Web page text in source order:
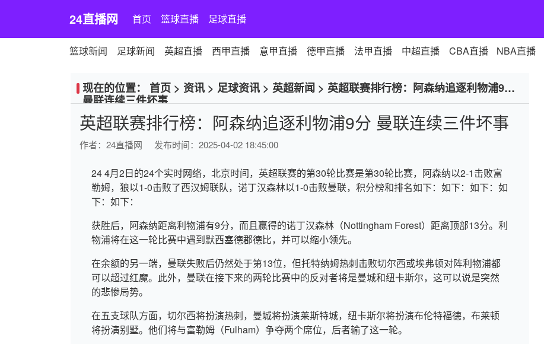
24直播网 首页 篮球直播 足球直播
篮球新闻 足球新闻 英超直播 西甲直播 意甲直播 德甲直播 法甲直播 中超直播 CBA直播 NBA直播
现在的位置： 首页 > 资讯 > 足球资讯 > 英超新闻 > 英超联赛排行榜：阿森纳追逐利物浦9分
曼联连续三件坏事
英超联赛排行榜：阿森纳追逐利物浦9分 曼联连续三件坏事
作者： 24直播网 发布时间：2025-04-02 18:45:00
24 4月2日的24个实时网络，北京时间，英超联赛的第30轮比赛是第30轮比赛，阿森纳以2-1击败富
勒姆，狼以1-0击败了西汉姆联队，诺丁汉森林以1-0击败曼联，积分榜和排名如下：如下：如下：如
下：如下：
获胜后，阿森纳距离利物浦有9分，而且赢得的诺丁汉森林（Nottingham Forest）距离顶部13分。利
物浦将在这一轮比赛中遇到默西塞德郡德比，并可以缩小领先。
在余额的另一端，曼联失败后仍然处于第13位，但托特纳姆热刺击败切尔西或埃弗顿对阵利物浦都
可以超过红魔。此外，曼联在接下来的两轮比赛中的反对者将是曼城和纽卡斯尔，这可以说是突然
的悲惨局势。
在五支球队方面，切尔西将扮演热刺，曼城将扮演莱斯特城，纽卡斯尔将扮演布伦特福德，布莱顿
将扮演别墅。他们将与富勒姆（Fulham）争夺两个席位，后者输了这一轮。